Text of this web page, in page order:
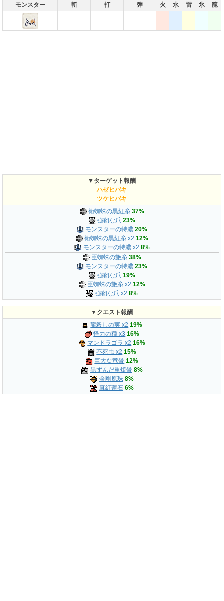
モンスター 斬 打 弾 火 水 雷 氷 龍
▼ターゲット報酬
ハゼヒバキ
ツケヒバキ
衛蜘蛛の黒紅糸 37%
強靭な爪 23%
モンスターの特濃 20%
衛蜘蛛の黒紅糸 x2 12%
モンスターの特濃 x2 8%
臣蜘蛛の艶糸 38%
モンスターの特濃 23%
強靭な爪 19%
臣蜘蛛の艶糸 x2 12%
強靭な爪 x2 8%
▼クエスト報酬
龍殺しの実 x2 19%
怪力の種 x3 16%
マンドラゴラ x2 16%
不死虫 x2 15%
巨大な竜骨 12%
黒ずんだ重焼骨 8%
金剛原珠 8%
真紅蓮石 6%